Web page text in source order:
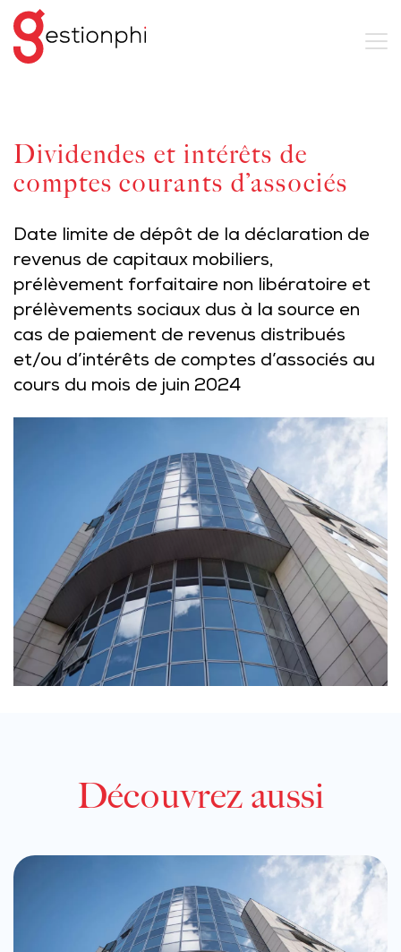
Dividendes et intérêts de
comptes courants d’associés
Date limite de dépôt de la déclaration de
revenus de capitaux mobiliers,
prélèvement forfaitaire non libératoire et
prélèvements sociaux dus à la source en
cas de paiement de revenus distribués
et/ou d’intérêts de comptes d’associés au
cours du mois de juin 2024
Découvrez aussi